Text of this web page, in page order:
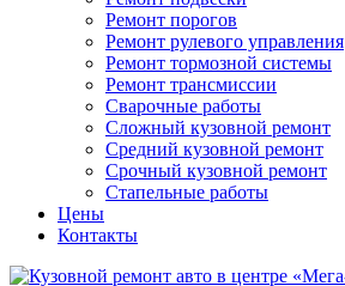
Ремонт порогов
Ремонт рулевого управления
Ремонт тормозной системы
Ремонт трансмиссии
Сварочные работы
Сложный кузовной ремонт
Средний кузовной ремонт
Срочный кузовной ремонт
Стапельные работы
Цены
Контакты